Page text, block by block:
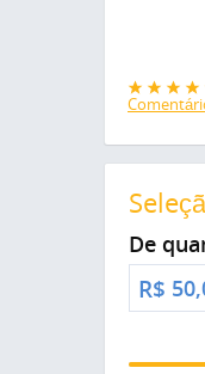
De
R$